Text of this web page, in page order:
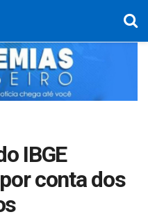
IBGE
conta dos